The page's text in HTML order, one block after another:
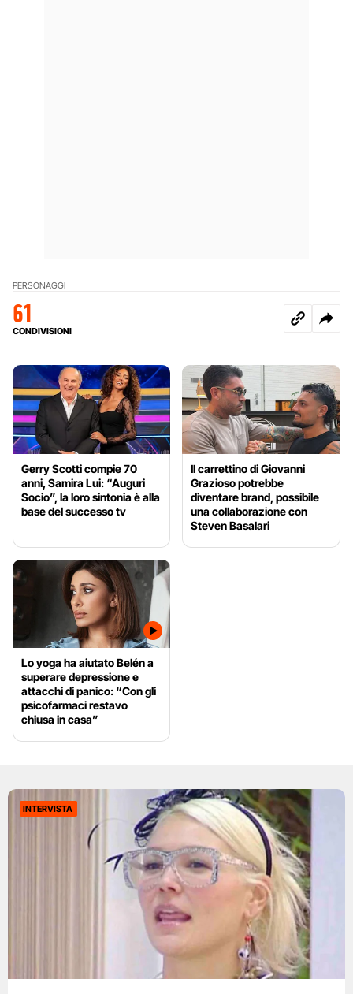
PERSONAGGI
61
CONDIVISIONI
Gerry Scotti compie 70
anni, Samira Lui: “Auguri
Socio”, la loro sintonia è alla
base del successo tv
Il carrettino di Giovanni
Grazioso potrebbe
diventare brand, possibile
una collaborazione con
Steven Basalari
Lo yoga ha aiutato Belén a
superare depressione e
attacchi di panico: “Con gli
psicofarmaci restavo
chiusa in casa”
INTERVISTA